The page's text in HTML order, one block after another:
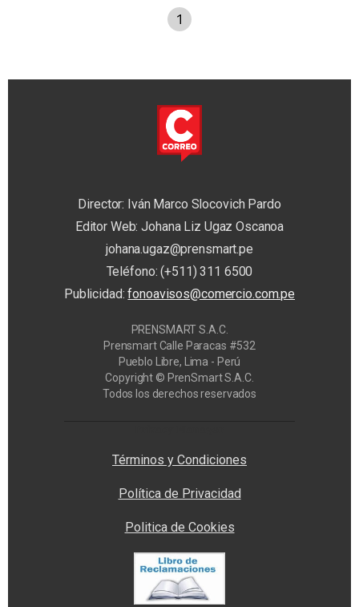
1
Director: Iván Marco Slocovich Pardo
Editor Web: Johana Liz Ugaz Oscanoa
johana.ugaz@prensmart.pe
Teléfono: (+511) 311 6500
Publicidad:fonoavisos@comercio.com.pe
PRENSMART S.A.C.
Prensmart Calle Paracas #532
Pueblo Libre, Lima - Perú
Copyright © PrenSmart S.A.C.
Todos los derechos reservados
Términos y Condiciones
Política de Privacidad
Politica de Cookies